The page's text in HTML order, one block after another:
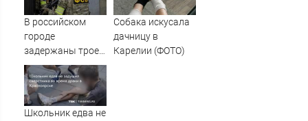
подробности о
Людмиле
Индийского
океана
В российском
городе
задержаны трое
подростков,
готовивших
теракт против
военных
Собака искусала
дачницу в
Карелии (ФОТО)
Школьник едва не